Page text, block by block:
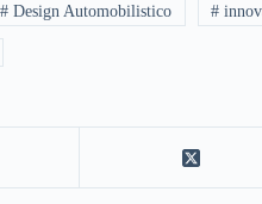
# Design Automobilistico #